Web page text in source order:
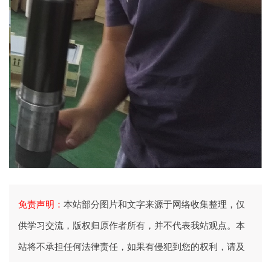
免责声明： 本站部分图片和文字来源于网络收集整理，仅
供学习交流，版权归原作者所有，并不代表我站观点。本
站将不承担任何法律责任，如果有侵犯到您的权利，请及